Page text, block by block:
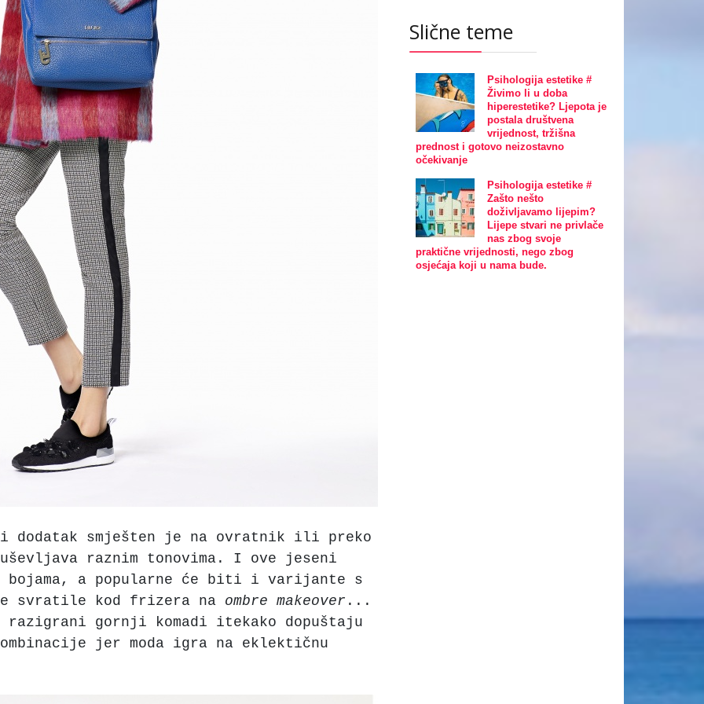
dodatak smješten je na ovratnik ili preko
raznim tonovima. I ove jeseni
u bojama, a popularne će biti i varijante s
svratile kod frizera na ombre makeover ...
razigrani gornji komadi itekako dopuštaju
jer moda igra na eklektičnu
Slične teme
Psihologija estetike #
Živimo li u doba
hiperestetike? Ljepota je
postala društvena
vrijednost, tržišna
prednost i gotovo neizostavno
očekivanje
Psihologija estetike #
Zašto nešto
doživljavamo lijepim?
Lijepe stvari ne privlače
nas zbog svoje
praktične vrijednosti, nego zbog
osjećaja koji u nama bude.